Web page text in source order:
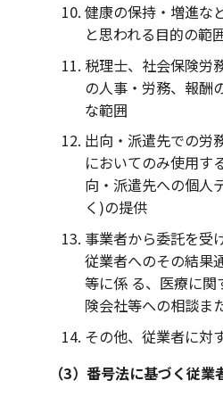
健康の保持・増進な
と思われる目的の範
税理士、社会保険労
の人事・労務、報酬
な範囲
出向・派遣先での労
においてのみ使用す
向・派遣先への個人
く)の提供
事業者から委託を受
従業者へのその結果
等に係 る、医療に
険会社等への相談ま
その他、従業者に対
（3）番号法に基づく従